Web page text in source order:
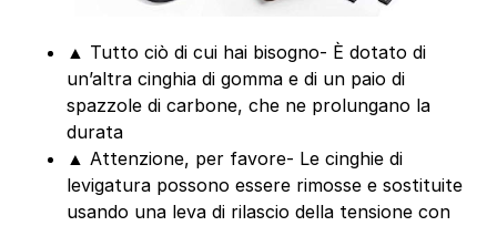
▲ Tutto ciò di cui hai bisogno- È dotato di
un’altra cinghia di gomma e di un paio di
spazzole di carbone, che ne prolungano la
durata
▲ Attenzione, per favore- Le cinghie di
levigatura possono essere rimosse e sostituite
usando una leva di rilascio della tensione con